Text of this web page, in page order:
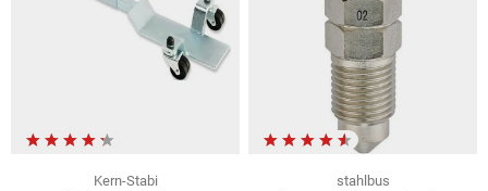
Kern-Stabi
stahlbus